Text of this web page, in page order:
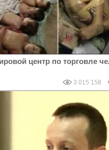
центр по торговле
3 015 158